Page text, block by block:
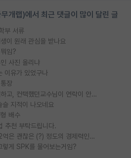
개랩)에서 최근 댓글이 많이 달린 글
부 서류
이 원래 관심을 받나요
임?
사진 올리냐
이유가 있었구나
장
석박사 과정 합격하고, 컨택했던교수님이 연락이 안됩니다...
지적이 나오네요
배수
추천 부탁드립니다.
박사진학하기에 2억은 괜찮은 (?) 정도의 경제력인가요
렇게 SPK를 물어보는거임?